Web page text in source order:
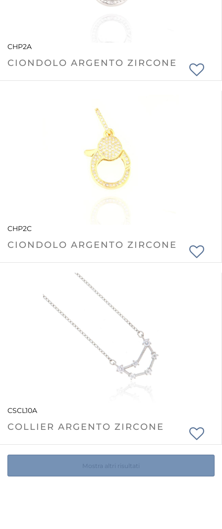
CHP2A
CIONDOLO ARGENTO ZIRCONE
CHP2C
CIONDOLO ARGENTO ZIRCONE
CSCL10A
COLLIER ARGENTO ZIRCONE
Mostra altri risultati